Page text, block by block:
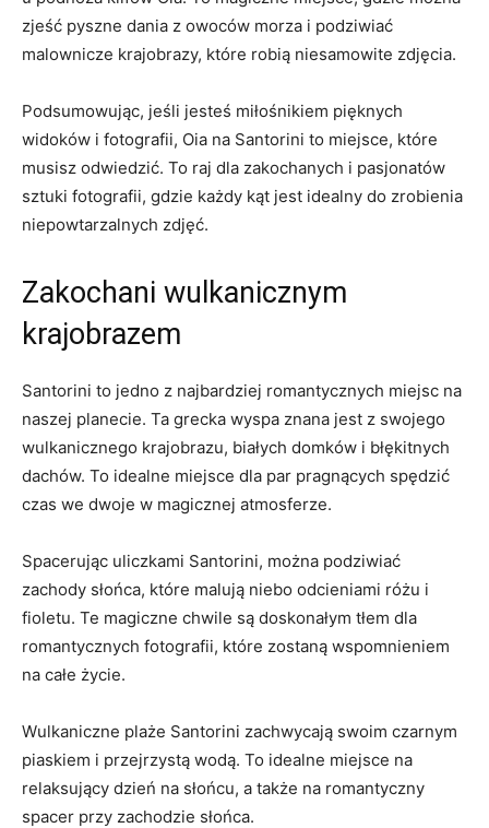
zjeść ⁢pyszne dania z owoców ⁢morza i‌ podziwiać
malownicze krajobrazy, które robią ​niesamowite ‌zdjęcia.
Podsumowując, jeśli ​jesteś miłośnikiem pięknych
widoków i fotografii, Oia na Santorini to miejsce, ⁤które
musisz odwiedzić.‍ To raj dla zakochanych i pasjonatów
sztuki⁣ fotografii, gdzie każdy kąt jest idealny do zrobienia
niepowtarzalnych zdjęć.
Zakochani⁣ wulkanicznym
krajobrazem
Santorini to jedno z najbardziej romantycznych miejsc na
naszej planecie. Ta grecka wyspa znana ⁢jest z swojego
⁣wulkanicznego krajobrazu, białych domków i błękitnych
dachów. To idealne miejsce dla par pragnących⁣ spędzić
⁢czas we dwoje w ‌magicznej ⁢atmosferze.
Spacerując uliczkami Santorini, można podziwiać⁤
zachody słońca, które malują niebo odcieniami różu i
fioletu. ‍Te magiczne chwile są doskonałym tłem ⁤dla
⁤romantycznych fotografii,⁤ które zostaną‌ wspomnieniem
na całe życie.
Wulkaniczne⁣ plaże Santorini zachwycają swoim⁤ czarnym
piaskiem‌ i przejrzystą ⁤wodą. ⁣To idealne miejsce na
relaksujący dzień na ⁢słońcu, ​a także na romantyczny
spacer ‌przy zachodzie słońca.